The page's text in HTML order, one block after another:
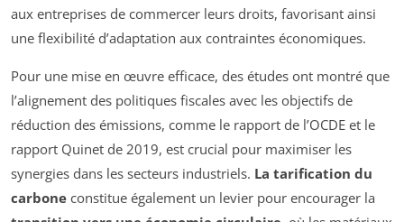
aux entreprises de commercer leurs droits, favorisant ainsi
une flexibilité d’adaptation aux contraintes économiques.
Pour une mise en œuvre efficace, des études ont montré que
l’alignement des politiques fiscales avec les objectifs de
réduction des émissions, comme le rapport de l’OCDE et le
rapport Quinet de 2019, est crucial pour maximiser les
synergies dans les secteurs industriels. La tarification du
carbone constitue également un levier pour encourager la